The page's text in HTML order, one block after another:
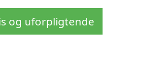
og uforpligtende